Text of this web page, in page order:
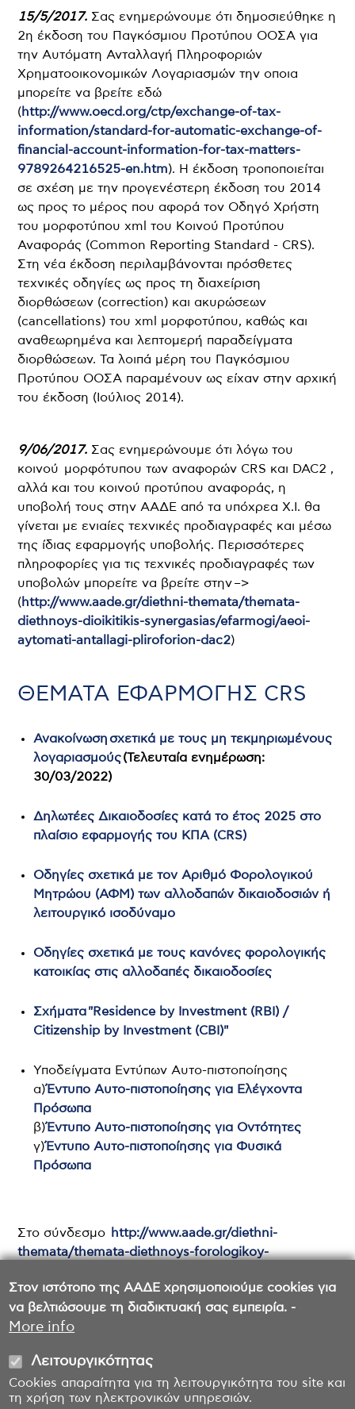
Στον ιστότοπο της ΑΑΔΕ χρησιμοποιούμε cookies για
να βελτιώσουμε τη διαδικτυακή σας εμπειρία. -
More info
Λειτουργικότητας
Cookies απαραίτητα για τη λειτουργικότητα του site και
τη χρήση των ηλεκτρονικών υπηρεσιών.
15/5/2017. Σας ενημερώνουμε ότι δημοσιεύθηκε η
2η έκδοση του Παγκόσμιου Προτύπου ΟΟΣΑ για
την Αυτόματη Ανταλλαγή Πληροφοριών
Χρηματοοικονομικών Λογαριασμών την οποια
μπορείτε να βρείτε εδώ
(http://www.oecd.org/ctp/exchange-of-tax-
information/standard-for-automatic-exchange-of-
financial-account-information-for-tax-matters-
9789264216525-en.htm). Η έκδοση τροποποιείται
σε σχέση με την προγενέστερη έκδοση του 2014
ως προς το μέρος που αφορά τον Οδηγό Χρήστη
του μορφοτύπου xml του Κοινού Προτύπου
Αναφοράς (Common Reporting Standard - CRS).
Στη νέα έκδοση περιλαμβάνονται πρόσθετες
τεχνικές οδηγίες ως προς τη διαχείριση
διορθώσεων (correction) και ακυρώσεων
(cancellations) του xml μορφοτύπου, καθώς και
αναθεωρημένα και λεπτομερή παραδείγματα
διορθώσεων. Τα λοιπά μέρη του Παγκόσμιου
Προτύπου ΟΟΣΑ παραμένουν ως είχαν στην αρχική
του έκδοση (Ιούλιος 2014).
9/06/2017. Σας ενημερώνουμε ότι λόγω του
κοινού μορφότυπου των αναφορών CRS και DAC2 ,
αλλά και του κοινού προτύπου αναφοράς, η
υποβολή τους στην ΑΑΔΕ από τα υπόχρεα Χ.Ι. θα
γίνεται με ενιαίες τεχνικές προδιαγραφές και μέσω
της ίδιας εφαρμογής υποβολής. Περισσότερες
πληροφορίες για τις τεχνικές προδιαγραφές των
υποβολών μπορείτε να βρείτε στην –>
(http://www.aade.gr/diethni-themata/themata-
diethnoys-dioikitikis-synergasias/efarmogi/aeoi-
aytomati-antallagi-pliroforion-dac2)
ΘΕΜΑΤΑ ΕΦΑΡΜΟΓΗΣ CRS
Ανακοίνωση σχετικά με τους μη τεκμηριωμένους
λογαριασμούς(Τελευταία ενημέρωση:
30/03/2022)
Δηλωτέες Δικαιοδοσίες κατά το έτος 2025 στο
πλαίσιο εφαρμογής του ΚΠΑ (CRS)
Οδηγίες σχετικά με τον Αριθμό Φορολογικού
Μητρώου (ΑΦΜ) των αλλοδαπών δικαιοδοσιών ή
λειτουργικό ισοδύναμο
Οδηγίες σχετικά με τους κανόνες φορολογικής
κατοικίας στις αλλοδαπές δικαιοδοσίες
Σχήματα "Residence by Investment (RBI) /
Citizenship by Investment (CBI)"
Υποδείγματα Εντύπων Αυτο-πιστοποίησης
α)Έντυπο Αυτο-πιστοποίησης για Ελέγχοντα
Πρόσωπα
β)Έντυπο Αυτο-πιστοποίησης για Οντότητες
γ)Έντυπο Αυτο-πιστοποίησης για Φυσικά
Πρόσωπα
Στο σύνδεσμο
http://www.aade.gr/diethni-
themata/themata-diethnoys-forologikoy-
βρείτε πληροφορίες σχετικά με την νομοθεσία σε
θέματα Διεθνούς Διοικητικής Συνεργασίας